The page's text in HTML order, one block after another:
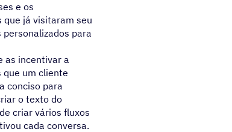
e os
já visitaram seu
para
as incentivar a
que um cliente
conciso para
o texto do
criar vários fluxos
cada conversa.